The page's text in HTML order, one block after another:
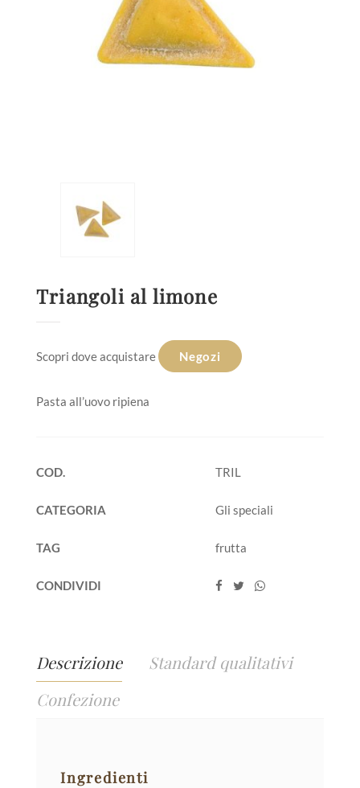
Triangoli al limone
Scopri dove acquistare Negozi
Pasta all’uovo ripiena
COD. TRIL
CATEGORIA Gli speciali
TAG frutta
CONDIVIDI
Descrizione
Standard qualitativi
Confezione
Ingredienti